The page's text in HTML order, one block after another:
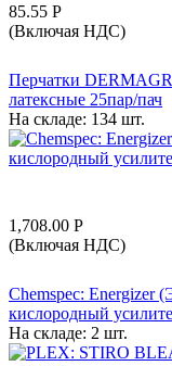
85.55 Р
(Включая НДС)
Перчатки
латексные 25пар/пач
На складе: 134 шт.
1,708.00 Р
(Включая НДС)
Chemspec: Energizer
кислородный
На складе: 2 шт.